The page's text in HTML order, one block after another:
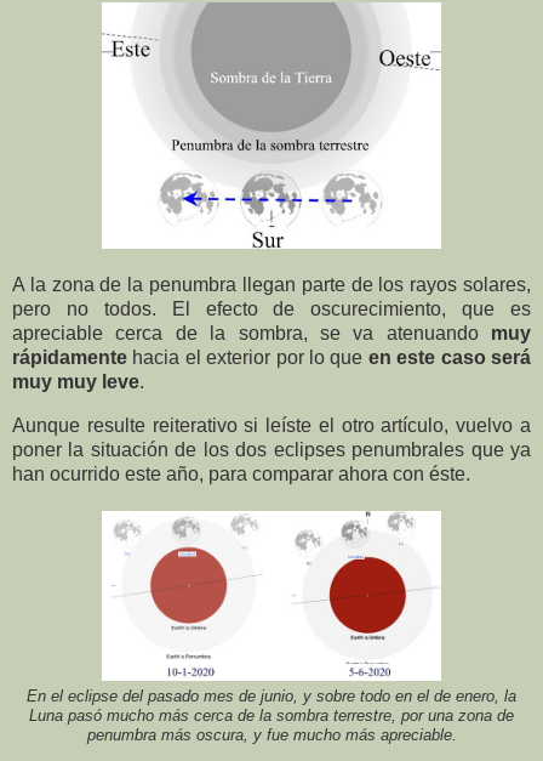
A la zona de la penumbra llegan parte de los rayos solares,
pero no todos. El efecto de oscurecimiento, que es
apreciable cerca de la sombra, se va atenuando muy
rápidamente hacia el exterior por lo que en este caso será
muy muy leve.
Aunque resulte reiterativo si leíste el otro artículo, vuelvo a
poner la situación de los dos eclipses penumbrales que ya
han ocurrido este año, para comparar ahora con éste.
En el eclipse del pasado mes de junio, y sobre todo en el de enero, la
Luna pasó mucho más cerca de la sombra terrestre, por una zona de
penumbra más oscura, y fue mucho más apreciable.